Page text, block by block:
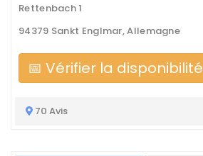
Rettenbach 1
94379 Sankt Englmar, Allemagne
📅 Vérifier la disponibilité
70 Avis